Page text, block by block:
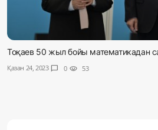
Тоқаев 50 жыл бойы математикадан
Қазан 24, 2023 chat_bubble 0 visibility 53